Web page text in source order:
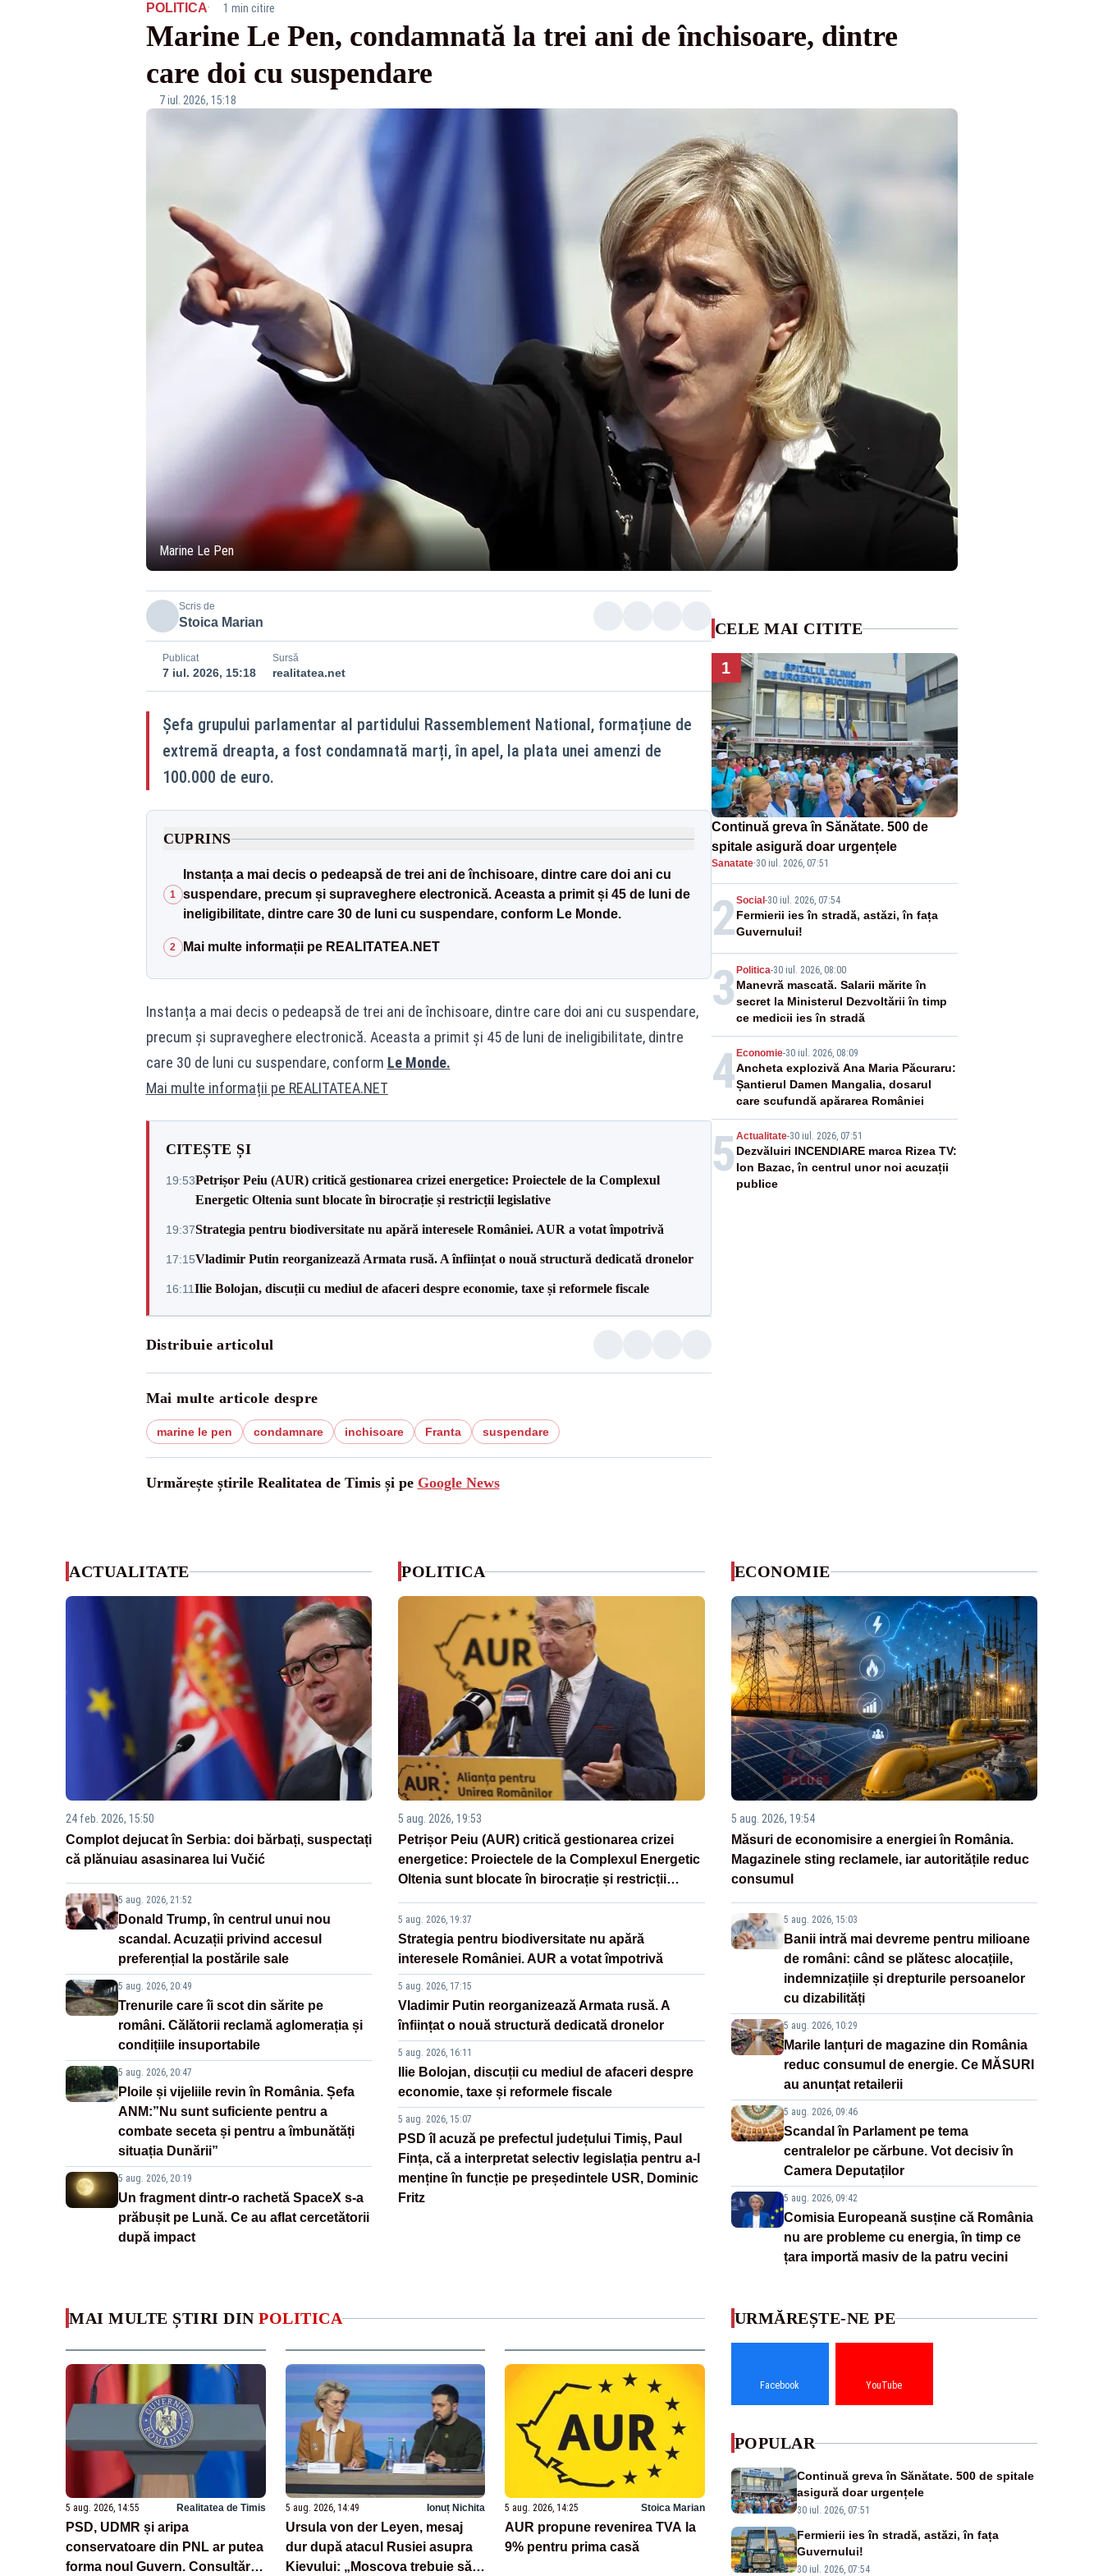
POLITICA· 1 min citire
Marine Le Pen, condamnată la trei ani de închisoare, dintre
care doi cu suspendare
7 iul. 2026, 15:18
Marine Le Pen
Scris de
Stoica Marian
Publicat
7 iul. 2026, 15:18
Sursă
realitatea.net
Șefa grupului parlamentar al partidului Rassemblement National, formațiune de
extremă dreapta, a fost condamnată marți, în apel, la plata unei amenzi de
100.000 de euro.
CUPRINS
1
Instanța a mai decis o pedeapsă de trei ani de închisoare, dintre care doi ani cu
suspendare, precum și supraveghere electronică. Aceasta a primit și 45 de luni de
ineligibilitate, dintre care 30 de luni cu suspendare, conform Le Monde.
2 Mai multe informații pe REALITATEA.NET
Instanța a mai decis o pedeapsă de trei ani de închisoare, dintre care doi ani cu suspendare,
precum și supraveghere electronică. Aceasta a primit și 45 de luni de ineligibilitate, dintre
care 30 de luni cu suspendare, conform Le Monde.
Mai multe informații pe REALITATEA.NET
CITEȘTE ȘI
19:53Petrișor Peiu (AUR) critică gestionarea crizei energetice: Proiectele de la Complexul
Energetic Oltenia sunt blocate în birocrație și restricții legislative
19:37Strategia pentru biodiversitate nu apără interesele României. AUR a votat împotrivă
17:15Vladimir Putin reorganizează Armata rusă. A înființat o nouă structură dedicată dronelor
16:11Ilie Bolojan, discuții cu mediul de afaceri despre economie, taxe și reformele fiscale
Distribuie articolul
Mai multe articole despre
marine le pen condamnare inchisoare Franta suspendare
Urmărește știrile Realitatea de Timis și pe Google News
CELE MAI CITITE
1
Continuă greva în Sănătate. 500 de
spitale asigură doar urgențele
Sanatate·30 iul. 2026, 07:51
2Social -30 iul. 2026, 07:54
Fermierii ies în stradă, astăzi, în fața
Guvernului!
3 Politica-30 iul. 2026, 08:00
Manevră mascată. Salarii mărite în
secret la Ministerul Dezvoltării în timp
ce medicii ies în stradă
4 Economie-30 iul. 2026, 08:09
Ancheta explozivă Ana Maria Păcuraru:
Șantierul Damen Mangalia, dosarul
care scufundă apărarea României
5 Actualitate-30 iul. 2026, 07:51
Dezvăluiri INCENDIARE marca Rizea TV:
Ion Bazac, în centrul unor noi acuzații
publice
ACTUALITATE
24 feb. 2026, 15:50
Complot dejucat în Serbia: doi bărbați, suspectați
că plănuiau asasinarea lui Vučić
5 aug. 2026, 21:52
Donald Trump, în centrul unui nou
scandal. Acuzații privind accesul
preferențial la postările sale
5 aug. 2026, 20:49
Trenurile care îi scot din sărite pe
români. Călătorii reclamă aglomerația și
condițiile insuportabile
5 aug. 2026, 20:47
Ploile și vijeliile revin în România. Șefa
ANM:”Nu sunt suficiente pentru a
combate seceta și pentru a îmbunătăți
situația Dunării”
5 aug. 2026, 20:19
Un fragment dintr-o rachetă SpaceX s-a
prăbușit pe Lună. Ce au aflat cercetătorii
după impact
POLITICA
5 aug. 2026, 19:53
Petrișor Peiu (AUR) critică gestionarea crizei
energetice: Proiectele de la Complexul Energetic
Oltenia sunt blocate în birocrație și restricții
5 aug. 2026, 19:37
Strategia pentru biodiversitate nu apără
interesele României. AUR a votat împotrivă
5 aug. 2026, 17:15
Vladimir Putin reorganizează Armata rusă. A
înființat o nouă structură dedicată dronelor
5 aug. 2026, 16:11
Ilie Bolojan, discuții cu mediul de afaceri despre
economie, taxe și reformele fiscale
5 aug. 2026, 15:07
PSD îl acuză pe prefectul județului Timiș, Paul
Fința, că a interpretat selectiv legislația pentru a-l
menține în funcție pe președintele USR, Dominic
Fritz
ECONOMIE
5 aug. 2026, 19:54
Măsuri de economisire a energiei în România.
Magazinele sting reclamele, iar autoritățile reduc
consumul
5 aug. 2026, 15:03
Banii intră mai devreme pentru milioane
de români: când se plătesc alocațiile,
indemnizațiile și drepturile persoanelor
cu dizabilități
5 aug. 2026, 10:29
Marile lanțuri de magazine din România
reduc consumul de energie. Ce MĂSURI
au anunțat retailerii
5 aug. 2026, 09:46
Scandal în Parlament pe tema
centralelor pe cărbune. Vot decisiv în
Camera Deputaților
5 aug. 2026, 09:42
Comisia Europeană susține că România
nu are probleme cu energia, în timp ce
țara importă masiv de la patru vecini
MAI MULTE ȘTIRI DIN POLITICA
5 aug. 2026, 14:55 Realitatea de Timis
PSD, UDMR și aripa
conservatoare din PNL ar putea
forma noul Guvern. Consultări
5 aug. 2026, 14:49 Ionuț Nichita
Ursula von der Leyen, mesaj
dur după atacul Rusiei asupra
Kievului: „Moscova trebuie să
5 aug. 2026, 14:25 Stoica Marian
AUR propune revenirea TVA la
9% pentru prima casă
URMĂREȘTE-NE PE
Facebook YouTube
POPULAR
Continuă greva în Sănătate. 500 de spitale
asigură doar urgențele
30 iul. 2026, 07:51
Fermierii ies în stradă, astăzi, în fața
Guvernului!
30 iul. 2026, 07:54